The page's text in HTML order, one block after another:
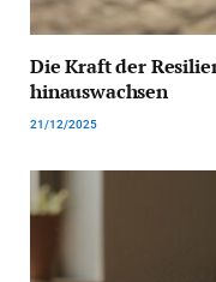
Die Kraft der
hinauswachsen
21/12/2025